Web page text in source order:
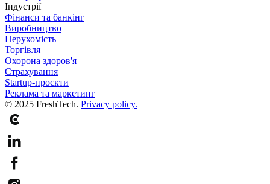
Індустрії
Фінанси та банкінг
Виробництво
Нерухомість
Торгівля
Охорона здоров'я
Страхування
Startup-проєкти
Реклама та маркетинг
© 2025 FreshTech. Privacy policy.